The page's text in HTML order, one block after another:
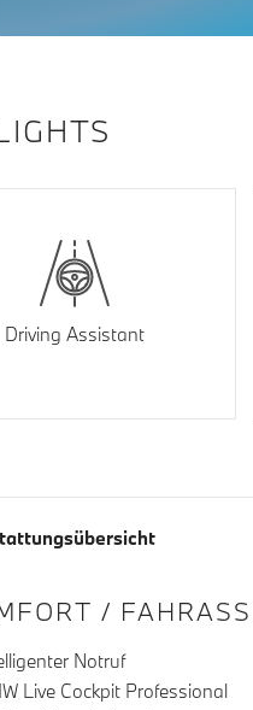
Driving Assistant
/
Notruf
Live Cockpit Professional